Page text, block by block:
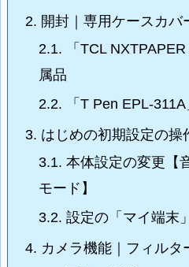
2. 開封｜専用ケースカバ
2.1. 「TCL
属品
2.2. 「T Pen EPL-
3. はじめの初期設定の操
3.1. 本体設定の変更【
モード】
3.2. 設定の「マイ端末
4. カメラ機能｜フィルタ